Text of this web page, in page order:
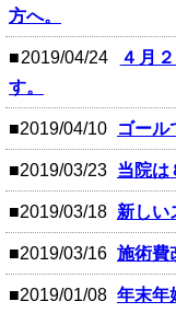
方へ。
■2019/04/24
４月
す。
■2019/04/10 ゴール
■2019/03/23 当院は
■2019/03/18 新しい
■2019/03/16 施術費
■2019/01/08 年末年